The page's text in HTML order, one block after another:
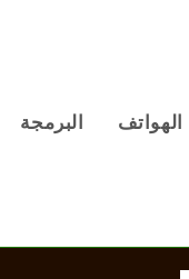
الهواتف البرمجة